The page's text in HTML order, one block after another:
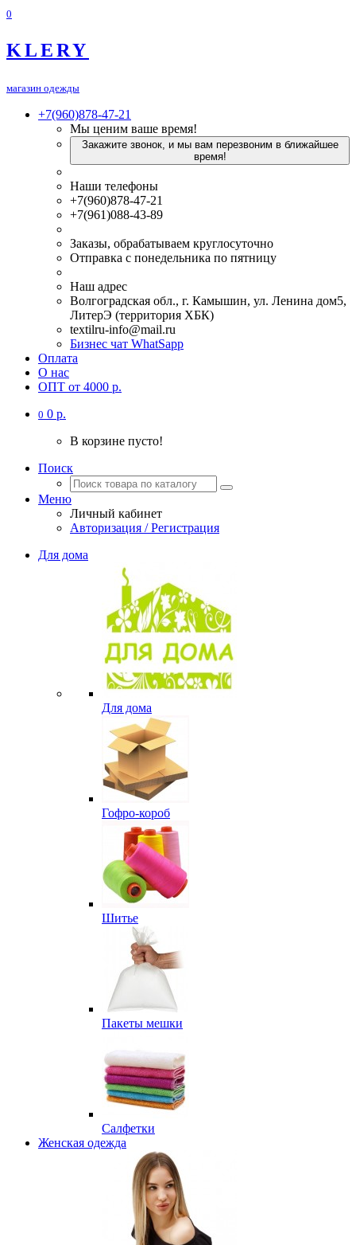
0
KLERY
магазин одежды
+7(960)878-47-21
Мы ценим ваше время!
Закажите звонок, и мы вам перезвоним в ближайшее
время!
Наши телефоны
+7(960)878-47-21
+7(961)088-43-89
Заказы, обрабатываем круглосуточно
Отправка с понедельника по пятницу
Наш адрес
Волгоградская обл., г. Камышин, ул. Ленина дом5,
ЛитерЭ (территория ХБК)
textilru-info@mail.ru
Бизнес чат WhatSapp
Оплата
О нас
ОПТ от 4000 р.
0 0 р.
В корзине пусто!
Поиск
Меню
Личный кабинет
Авторизация / Регистрация
Для дома
Для дома
Гофро-короб
Шитье
Пакеты мешки
Салфетки
Женская одежда